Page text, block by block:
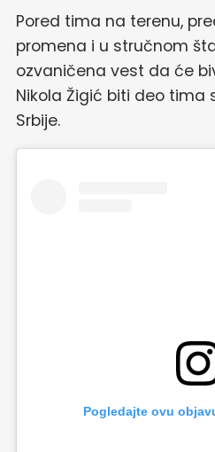
Pored tima na terenu,
promena i u stručnom
ozvaničena vest da će
Nikola Žigić biti deo tima
Srbije.
Pogledajte ovu